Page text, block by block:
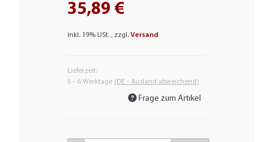
35,89 €
inkl. 19% USt. , zzgl. Versand
Lieferzeit:
5 - 6 Werktage (DE - Ausland abweichend)
Frage zum Artikel